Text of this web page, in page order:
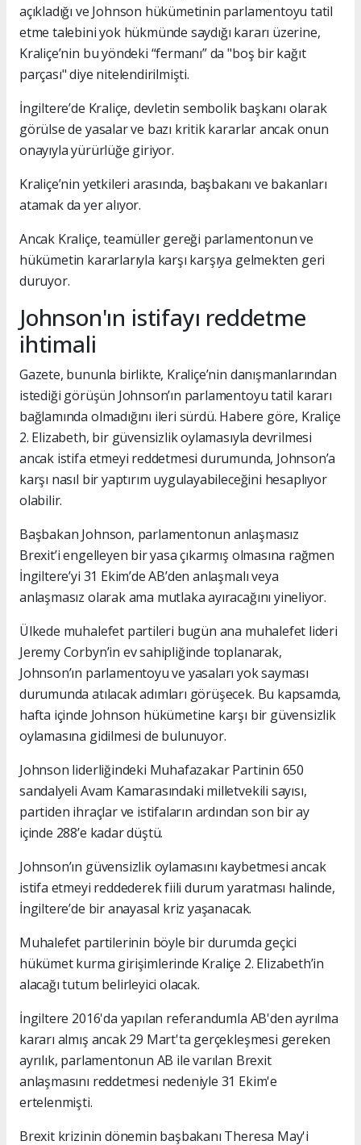
açıkladığı ve Johnson hükümetinin parlamentoyu tatil
etme talebini yok hükmünde saydığı kararı üzerine,
Kraliçe’nin bu yöndeki “fermanı” da "boş bir kağıt
parçası" diye nitelendirilmişti.
İngiltere’de Kraliçe, devletin sembolik başkanı olarak
görülse de yasalar ve bazı kritik kararlar ancak onun
onayıyla yürürlüğe giriyor.
Kraliçe’nin yetkileri arasında, başbakanı ve bakanları
atamak da yer alıyor.
Ancak Kraliçe, teamüller gereği parlamentonun ve
hükümetin kararlarıyla karşı karşıya gelmekten geri
duruyor.
Johnson'ın istifayı reddetme
ihtimali
Gazete, bununla birlikte, Kraliçe’nin danışmanlarından
istediği görüşün Johnson’ın parlamentoyu tatil kararı
bağlamında olmadığını ileri sürdü. Habere göre, Kraliçe
2. Elizabeth, bir güvensizlik oylamasıyla devrilmesi
ancak istifa etmeyi reddetmesi durumunda, Johnson’a
karşı nasıl bir yaptırım uygulayabileceğini hesaplıyor
olabilir.
Başbakan Johnson, parlamentonun anlaşmasız
Brexit’i engelleyen bir yasa çıkarmış olmasına rağmen
İngiltere’yi 31 Ekim’de AB’den anlaşmalı veya
anlaşmasız olarak ama mutlaka ayıracağını yineliyor.
Ülkede muhalefet partileri bugün ana muhalefet lideri
Jeremy Corbyn’in ev sahipliğinde toplanarak,
Johnson’ın parlamentoyu ve yasaları yok sayması
durumunda atılacak adımları görüşecek. Bu kapsamda,
hafta içinde Johnson hükümetine karşı bir güvensizlik
oylamasına gidilmesi de bulunuyor.
Johnson liderliğindeki Muhafazakar Partinin 650
sandalyeli Avam Kamarasındaki milletvekili sayısı,
partiden ihraçlar ve istifaların ardından son bir ay
içinde 288’e kadar düştü.
Johnson’ın güvensizlik oylamasını kaybetmesi ancak
istifa etmeyi reddederek fiili durum yaratması halinde,
İngiltere’de bir anayasal kriz yaşanacak.
Muhalefet partilerinin böyle bir durumda geçici
hükümet kurma girişimlerinde Kraliçe 2. Elizabeth’in
alacağı tutum belirleyici olacak.
İngiltere 2016'da yapılan referandumla AB'den ayrılma
kararı almış ancak 29 Mart'ta gerçekleşmesi gereken
ayrılık, parlamentonun AB ile varılan Brexit
anlaşmasını reddetmesi nedeniyle 31 Ekim'e
ertelenmişti.
Brexit krizinin dönemin başbakanı Theresa May'i